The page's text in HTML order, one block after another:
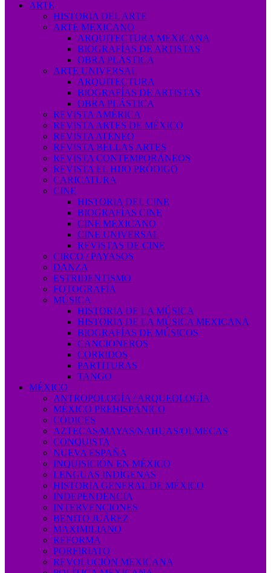
ARTE
HISTORIA DEL ARTE
ARTE MEXICANO
ARQUITECTURA MEXICANA
BIOGRAFÍAS DE ARTISTAS
OBRA PLÁSTICA
ARTE UNIVERSAL
ARQUITECTURA
BIOGRAFÍAS DE ARTISTAS
OBRA PLÁSTICA
REVISTA AMÉRICA
REVISTA ARTES DE MÉXICO
REVISTA ATENEO
REVISTA BELLAS ARTES
REVISTA CONTEMPORÁNEOS
REVISTA EL HIJO PRÓDIGO
CARICATURA
CINE
HISTORIA DEL CINE
BIOGRAFÍAS CINE
CINE MEXICANO
CINE UNIVERSAL
REVISTAS DE CINE
CIRCO / PAYASOS
DANZA
ESTRIDENTISMO
FOTOGRAFÍA
MÚSICA
HISTORIA DE LA MÚSICA
HISTORIA DE LA MÚSICA MEXICANA
BIOGRAFÍAS DE MÚSICOS
CANCIONEROS
CORRIDOS
PARTITURAS
TANGO
MÉXICO
ANTROPOLOGÍA / ARQUEOLOGÍA
MÉXICO PREHISPÁNICO
CÓDICES
AZTECAS/MAYAS/NAHUAS/OLMECAS
CONQUISTA
NUEVA ESPAÑA
INQUISICIÓN EN MÉXICO
LENGUAS INDÍGENAS
HISTORIA GENERAL DE MÉXICO
INDEPENDENCIA
INTERVENCIONES
BENITO JUÁREZ
MAXIMILIANO
REFORMA
PORFIRIATO
REVOLUCIÓN MEXICANA